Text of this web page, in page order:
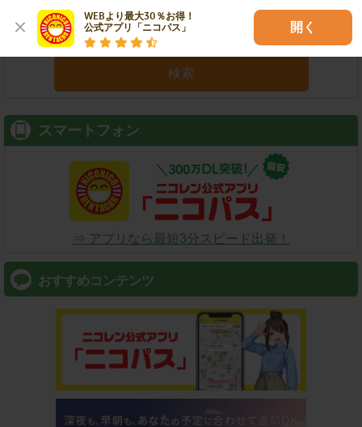
WEBより最大30％お得！
公式アプリ「ニコパス」
開く
検索
スマートフォン
⇒ アプリなら最短3分スピード出発！
おすすめコンテンツ